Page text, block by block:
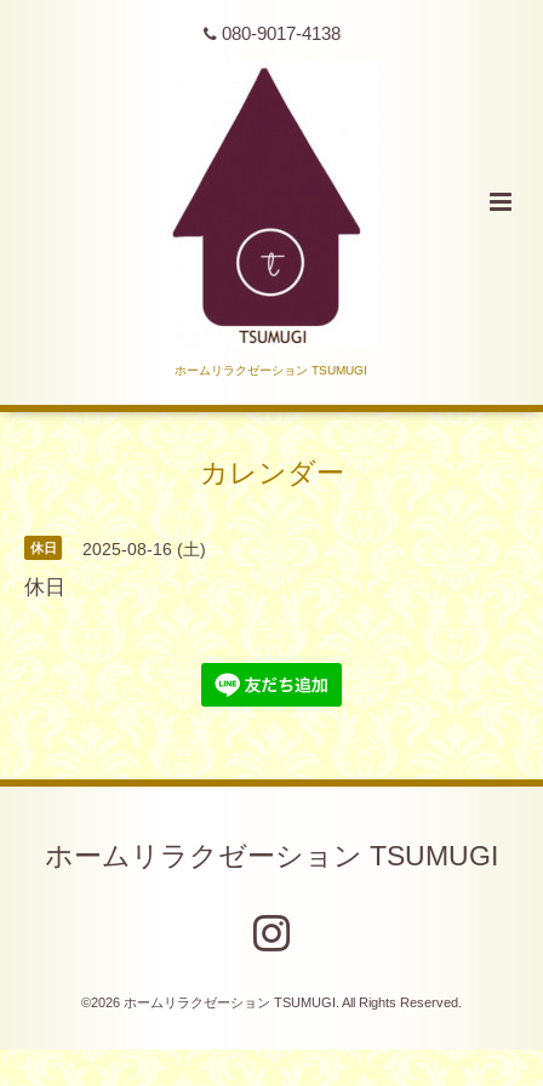
080-9017-4138
ホームリラクゼーション TSUMUGI
カレンダー
休日 2025-08-16 (土)
休日
ホームリラクゼーション TSUMUGI
©2026 ホームリラクゼーション TSUMUGI . All Rights Reserved.